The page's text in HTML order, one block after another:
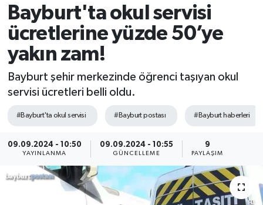
Bayburt'ta okul servisi
ücretlerine yüzde 50’ye
yakın zam!
Bayburt şehir merkezinde öğrenci taşıyan okul
servisi ücretleri belli oldu.
#Bayburt'ta okul servisi #Bayburt postası #Bayburt haberleri
09.09.2024 - 10:50
YAYINLANMA
09.09.2024 - 10:55
GÜNCELLEME
9
PAYLAŞIM
Süper Lig Puan Durumu ve Fikstür
Tüm Manşetler
Son Dakika Haberleri
Haber Arşivi